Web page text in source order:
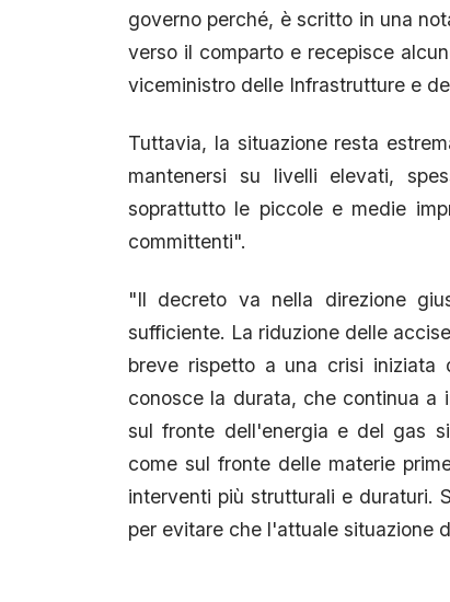
governo perché, è scritto in una
verso il comparto e recepisce
viceministro delle Infrastrutture e
Tuttavia, la situazione resta
mantenersi su livelli elevati,
soprattutto le piccole e medie
committenti".
"Il decreto va nella direzione
sufficiente. La riduzione delle
breve rispetto a una crisi iniziata
conosce la durata, che continua a
sul fronte dell'energia e del gas
come sul fronte delle materie
interventi più strutturali e duraturi.
per evitare che l'attuale situazione